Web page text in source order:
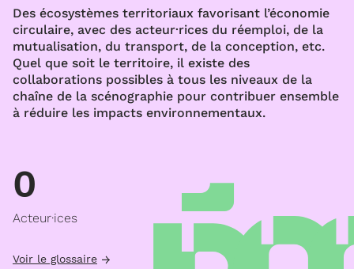
Des écosystèmes territoriaux favorisant l’économie
circulaire, avec des acteur·rices du réemploi, de la
mutualisation, du transport, de la conception, etc.
Quel que soit le territoire, il existe des
collaborations possibles à tous les niveaux de la
chaîne de la scénographie pour contribuer ensemble
à réduire les impacts environnementaux.
0
Acteur·ices
Voir le glossaire